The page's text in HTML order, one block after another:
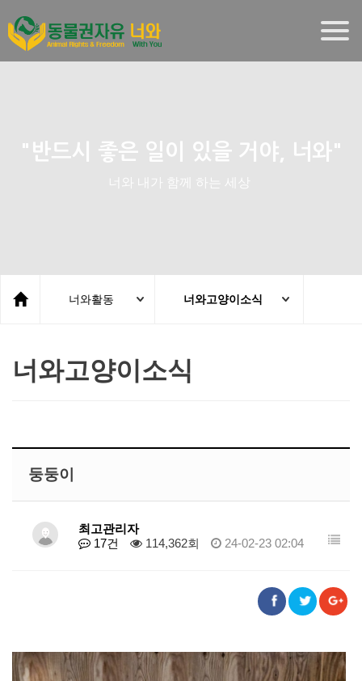
"반드시 좋은 일이 있을 거야, 너와"
너와 내가 함께 하는 세상
너와활동 너와고양이소식
너와고양이소식
둥둥이
최고관리자
17건
114,362회 24-02-23 02:04